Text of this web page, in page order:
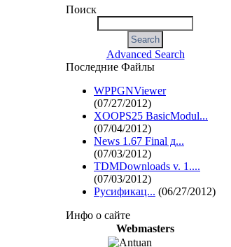
Поиск
Advanced Search
Последние Файлы
WPPGNViewer
(07/27/2012)
XOOPS25 BasicModul...
(07/04/2012)
News 1.67 Final д...
(07/03/2012)
TDMDownloads v. 1....
(07/03/2012)
Русификац... (06/27/2012)
Инфо о сайте
Webmasters